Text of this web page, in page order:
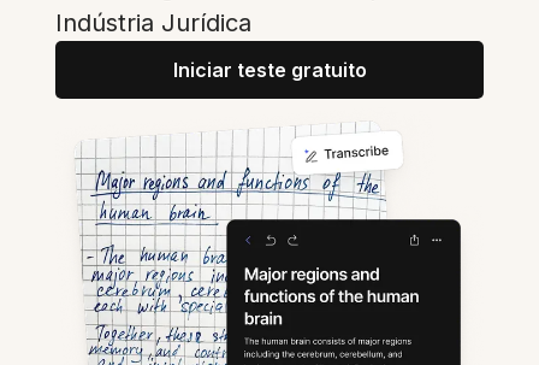
Indústria Jurídica
Iniciar teste gratuito